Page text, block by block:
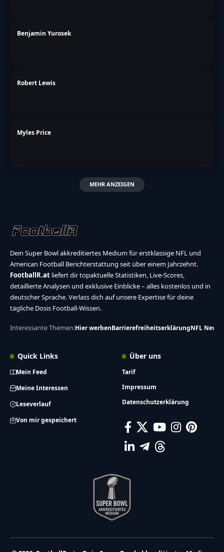
Benjamin Yurosek
Robert Lewis
Myles Price
MEHR ANZEIGEN
Dein Super Bowl akkreditiertes Medium für erstklassige NFL und
American Football Berichterstattung seit über einem Jahrzehnt.
FootballR.at liefert dir topaktuelle Statistiken, Live-Scores,
detaillierte Analysen und exklusive Einblicke – alles kostenlos und in
deutscher Sprache. Verlass dich auf unsere Expertise für deine
tägliche Dosis Football-Wissen.
Interessante Themen:Hier werbenBarrierefreiheitserklärungNFL News
Quick Links
Mein Feed
Meine Interessen
Leseverlauf
Von mir gespeichert
Über uns
Tarif
Impressum
Datenschutzerklärung